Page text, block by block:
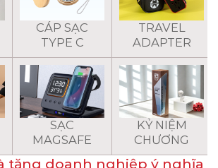
CÁP SẠC
TYPE C
TRAVEL
ADAPTER
SẠC
MAGSAFE
KỶ NIỆM
CHƯƠNG
tặng doanh nghiệp ý nghĩa